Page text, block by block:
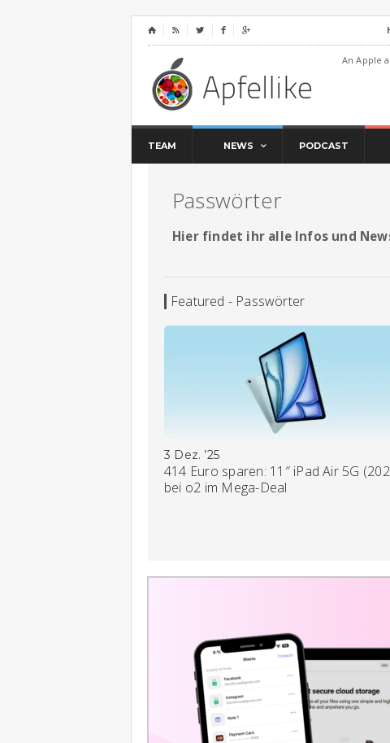
⌂    
An Apple
TEAM NEWS PODCAST
Passwörter
Hier findet ihr alle Infos und
Featured - Passwörter
3 Dez. ’25
414 Euro sparen: 11″ iPad Air 5G
bei o2 im Mega-Deal